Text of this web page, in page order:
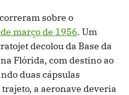
sobre o
março de 1956. Um
decolou da Base da
Flórida, com destino ao
duas cápsulas
a aeronave deveria